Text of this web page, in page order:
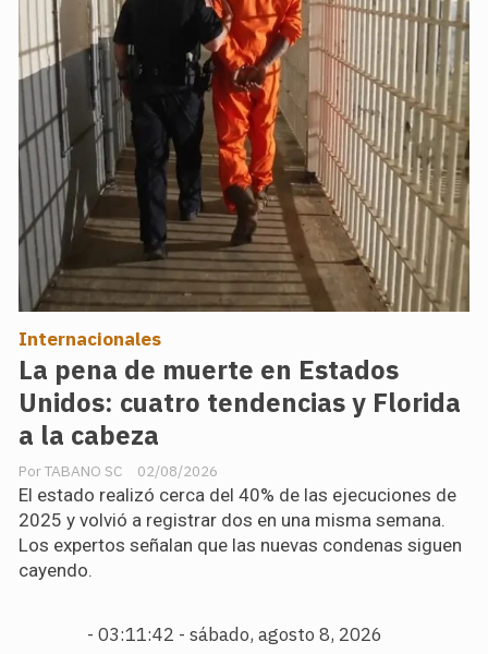
La pena de muerte en Estados
Unidos: cuatro tendencias y Florida
a la cabeza
TABANO SC
Internacionales
02/08/2026
El estado realizó cerca del 40% de las ejecuciones de
2025 y volvió a registrar dos en una misma semana.
Los expertos señalan que las nuevas condenas siguen
cayendo.
- 03:11:43 - sábado, agosto 8, 2026